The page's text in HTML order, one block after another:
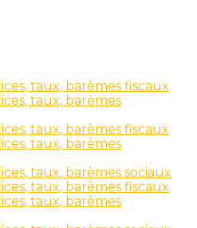
taux, barèmes fiscaux
taux, barèmes
taux, barèmes fiscaux
taux, barèmes
taux, barèmes sociaux
taux, barèmes fiscaux
taux, barèmes